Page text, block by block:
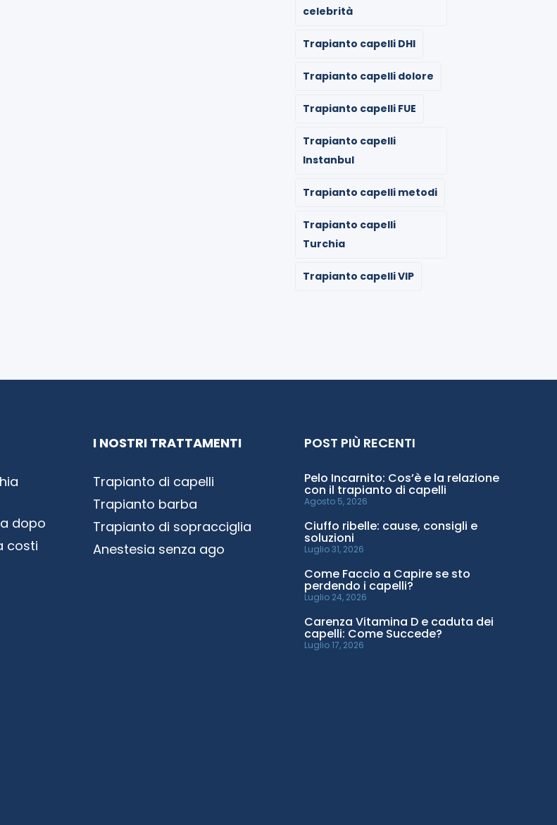
celebrità
Trapianto capelli DHI
Trapianto capelli dolore
Trapianto capelli FUE
Trapianto capelli
Instanbul
Trapianto capelli metodi
Trapianto capelli
Turchia
Trapianto capelli VIP
dopo
costi
I NOSTRI TRATTAMENTI
Trapianto di capelli
Trapianto barba
Trapianto di sopracciglia
Anestesia senza ago
POST PIÙ RECENTI
Pelo Incarnito: Cos’è e la relazione
con il trapianto di capelli
Agosto 5, 2026
Ciuffo ribelle: cause, consigli e
soluzioni
Luglio 31, 2026
Come Faccio a Capire se sto
perdendo i capelli?
Luglio 24, 2026
Carenza Vitamina D e caduta dei
capelli: Come Succede?
Luglio 17, 2026